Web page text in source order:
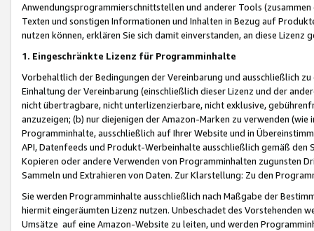
Anwendungsprogrammierschnittstellen und anderer Tools (zusammen
Texten und sonstigen Informationen und Inhalten in Bezug auf
nutzen können, erklären Sie sich damit einverstanden, an diese Lizenz
1. Eingeschränkte Lizenz für Programminhalte
Vorbehaltlich der Bedingungen der Vereinbarung und ausschließlich
Einhaltung der Vereinbarung (einschließlich dieser Lizenz und der
nicht übertragbare, nicht unterlizenzierbare, nicht exklusive,
anzuzeigen; (b) nur diejenigen der Amazon-Marken zu verwenden
Programminhalte, ausschließlich auf Ihrer Website und in
API, Datenfeeds und Produkt-Werbeinhalte ausschließlich gemäß
Kopieren oder andere Verwenden von Programminhalten zugunsten
Sammeln und Extrahieren von Daten. Zur Klarstellung: Zu den
Sie werden Programminhalte ausschließlich nach Maßgabe der
hiermit eingeräumten Lizenz nutzen. Unbeschadet des Vorstehenden
Umsätze auf eine Amazon-Website zu leiten, und werden